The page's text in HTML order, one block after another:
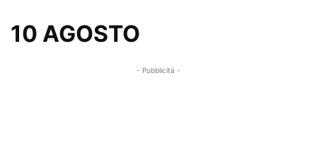
10 AGOSTO
- Pubblicità -